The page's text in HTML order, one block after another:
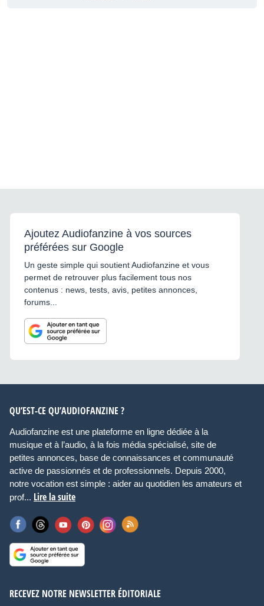
Ajoutez Audiofanzine à vos sources
préférées sur Google
Un geste simple qui soutient Audiofanzine et vous
permet de retrouver plus facilement tous nos
contenus : news, tests, avis, petites annonces,
forums...
QU’EST-CE QU’AUDIOFANZINE ?
Audiofanzine est une plateforme en ligne dédiée à la
musique et à l’audio, à la fois média spécialisé, site de
petites annonces, base de connaissances et communauté
active de passionnés et de professionnels. Depuis 2000,
notre vocation est simple : aider au quotidien les amateurs et
prof... Lire la suite
RECEVEZ NOTRE NEWSLETTER ÉDITORIALE